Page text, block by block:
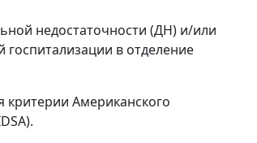
недостаточности (ДН) и/или
в отделение
Американского